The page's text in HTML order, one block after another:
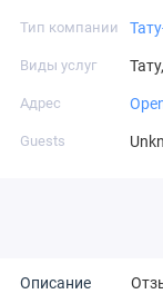
Тип компании
Виды услуг
Адрес
Guests
Описание